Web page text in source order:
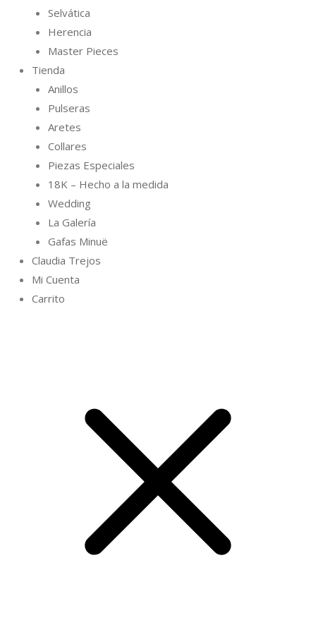
Selvática
Herencia
Master Pieces
Tienda
Anillos
Pulseras
Aretes
Collares
Piezas Especiales
18K – Hecho a la medida
Wedding
La Galería
Gafas Minuë
Claudia Trejos
Mi Cuenta
Carrito